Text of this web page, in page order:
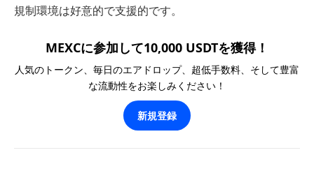
規制環境は好意的で支援的です。
MEXCに参加して10,000 USDTを獲得！
人気のトークン、毎日のエアドロップ、超低手数料、そして豊富
な流動性をお楽しみください！
新規登録